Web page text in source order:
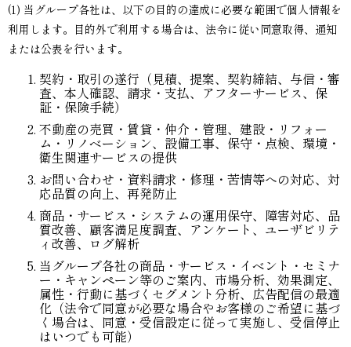
(1) 当グループ各社は、以下の目的の達成に必要な範囲で個人情報を
利用します。目的外で利用する場合は、法令に従い同意取得、通知
または公表を行います。
契約・取引の遂行（見積、提案、契約締結、与信・審
査、本人確認、請求・支払、アフターサービス、保
証・保険手続）
不動産の売買・賃貸・仲介・管理、建設・リフォー
ム・リノベーション、設備工事、保守・点検、環境・
衛生関連サービスの提供
お問い合わせ・資料請求・修理・苦情等への対応、対
応品質の向上、再発防止
商品・サービス・システムの運用保守、障害対応、品
質改善、顧客満足度調査、アンケート、ユーザビリテ
ィ改善、ログ解析
当グループ各社の商品・サービス・イベント・セミナ
ー・キャンペーン等のご案内、市場分析、効果測定、
属性・行動に基づくセグメント分析、広告配信の最適
化（法令で同意が必要な場合やお客様のご希望に基づ
く場合は、同意・受信設定に従って実施し、受信停止
はいつでも可能）